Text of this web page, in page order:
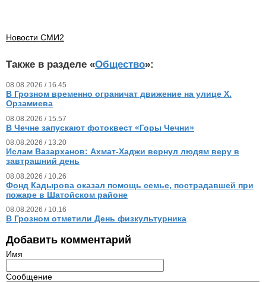
Новости СМИ2
Также в разделе «Общество»:
08.08.2026 / 16.45
В Грозном временно ограничат движение на улице Х.
Орзамиева
08.08.2026 / 15.57
В Чечне запускают фотоквест «Горы Чечни»
08.08.2026 / 13.20
Ислам Вазарханов: Ахмат-Хаджи вернул людям веру в
завтрашний день
08.08.2026 / 10.26
Фонд Кадырова оказал помощь семье, пострадавшей при
пожаре в Шатойском районе
08.08.2026 / 10.16
В Грозном отметили День физкультурника
Добавить комментарий
Имя
Сообщение